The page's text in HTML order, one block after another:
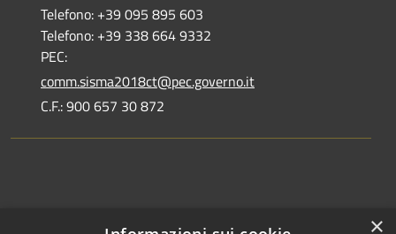
Telefono: +39 095 895 603
Telefono: +39 338 664 9332
PEC:
comm.sisma2018ct@pec.governo.it
C.F.: 900 657 30 872
×